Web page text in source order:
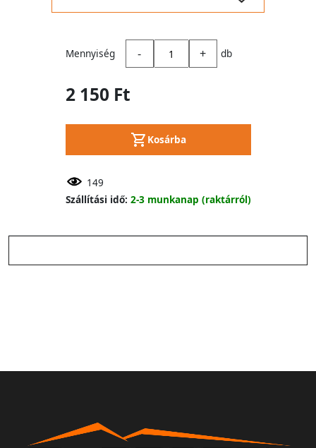
Mennyiség - + db
2 150 Ft
Kosárba
149
Szállítási idő: 2-3 munkanap (raktárról)